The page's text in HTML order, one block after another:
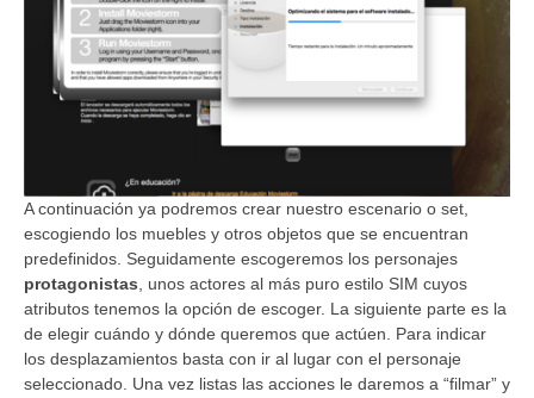
A continuación ya podremos crear nuestro escenario o set,
escogiendo los muebles y otros objetos que se encuentran
predefinidos. Seguidamente escogeremos los personajes
protagonistas , unos actores al más puro estilo SIM cuyos
atributos tenemos la opción de escoger. La siguiente parte es la
de elegir cuándo y dónde queremos que actúen. Para indicar
los desplazamientos basta con ir al lugar con el personaje
seleccionado. Una vez listas las acciones le daremos a “filmar” y